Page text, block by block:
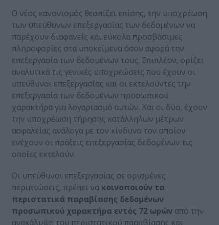
Ο νέος κανονισμός θεσπίζει επίσης, την υποχρέωση
των υπεύθυνων επεξεργασίας των δεδομένων να
παρέχουν διαφανείς και εύκολα προσβάσιμες
πληροφορίες στα υποκείμενα όσον αφορά την
επεξεργασία των δεδομένων τους. Επιπλέον, ορίζει
αναλυτικά τις γενικές υποχρεώσεις που έχουν οι
υπεύθυνοι επεξεργασίας και οι εκτελούντες την
επεξεργασία των δεδομένων προσωπικού
χαρακτήρα για λογαριασμό αυτών. Και οι δύο, έχουν
την υποχρέωση τήρησης κατάλληλων μέτρων
ασφαλείας ανάλογα με τον κίνδυνο τον οποίον
ενέχουν οι πράξεις επεξεργασίας δεδομένων τις
οποίες εκτελούν.
Οι υπεύθυνοι επεξεργασίας σε ορισμένες
περιπτώσεις, πρέπει να κοινοποιούν τα
περιστατικά παραβίασης δεδομένων
προσωπικού χαρακτήρα εντός 72 ωρών από την
ανακάλυψη του περιστατικού παραβίασης και